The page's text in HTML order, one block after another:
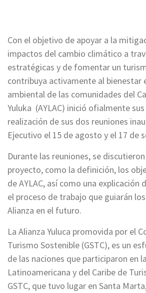
Con el objetivo de apoyar a la
impactos del cambio climático a
estratégicas y de fomentar un
contribuya activamente al bienestar
ambiental de las comunidades del
Yuluka (AYLAC) inició ofialmente
realización de sus dos reuniones
Ejecutivo el 15 de agosto y el 17 de
Durante las reuniones, se
proyecto, como la definición, los
de AYLAC, así como una
el proceso de trabajo que guiarán
Alianza en el futuro.
La Alianza Yuluca promovida por el
Turismo Sostenible (GSTC), es un
de las naciones que participaron en
Latinoamericana y del Caribe de
GSTC, que tuvo lugar en Santa